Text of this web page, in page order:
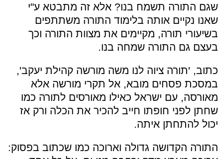
שגם התורה תשמח בנו? אלא זה מתבטא ע"י
שאנו נקיים אותה בלימוד התורה משתתפים
בשיעורי תורה, מקיימים את מצוות התורה וכך
בעצם גם התורה שמחה בנו.
כתוב, 'תורה ציוה לנו משה מורשה קהילת יעקב',
במסכת פסחים מובא, אל תקרי מורשה אלא
מאורסה, עם ישראל כאילו מאורסים לתורה כמו
שחתן לפני חופתו חייב להכיר את הכלה ורק אז
יכול להתחתן איתה.
התורה הקדושה גדולה וארוכה כמו שכתוב בפסוק: